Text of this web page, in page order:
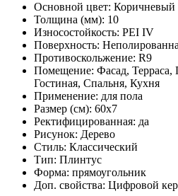
Основной цвет: Коричневый
Толщина (мм): 10
Износостойкость: PEI IV
Поверхность:
Противоскольжение: R9
Помещение: Фасад,
Гостиная, Спальня, Кухня
Применение: для пола
Размер (см): 60x7
Ректифицированная: да
Рисунок: Дерево
Стиль: Классический
Тип: Плинтус
Форма: прямоугольник
Доп. свойства: Цифровой